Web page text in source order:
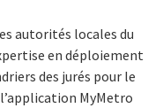
autorités locales du
en déploiement
des jurés pour le
MyMetro